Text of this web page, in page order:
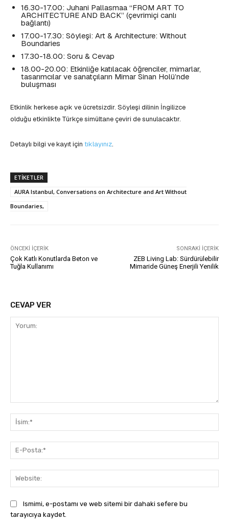
16.30-17.00: Juhani Pallasmaa “FROM ART TO
ARCHITECTURE AND BACK” (çevrimiçi canlı
bağlantı)
17.00-17.30: Söyleşi: Art & Architecture: Without
Boundaries
17.30-18.00: Soru & Cevap
18.00-20.00: Etkinliğe katılacak öğrenciler, mimarlar,
tasarımcılar ve sanatçıların Mimar Sinan Holü’nde
buluşması
Etkinlik herkese açık ve ücretsizdir. Söyleşi dilinin İngilizce
olduğu etkinlikte Türkçe simültane çeviri de sunulacaktır.
Detaylı bilgi ve kayıt için tıklayınız.
ETIKETLER
AURA Istanbul, Conversations on Architecture and Art Without
Boundaries,
ÖNCEKI İÇERIK
Çok Katlı Konutlarda Beton ve
Tuğla Kullanımı
SONRAKI İÇERIK
ZEB Living Lab: Sürdürülebilir
Mimaride Güneş Enerjili Yenilik
CEVAP VER
Ismimi, e-postamı ve web sitemi bir dahaki sefere bu
tarayıcıya kaydet.